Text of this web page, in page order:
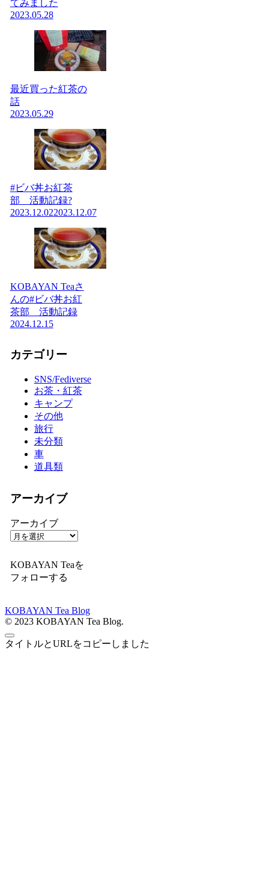
てみました
2023.05.28
最近買った紅茶の
話
2023.05.29
#ビバ丼お紅茶
部 活動記録?
2023.12.022023.12.07
KOBAYAN Teaさ
んの#ビバ丼お紅
茶部 活動記録
2024.12.15
カテゴリー
SNS/Fediverse
お茶・紅茶
キャンプ
その他
旅行
未分類
車
道具類
アーカイブ
アーカイブ
KOBAYAN Teaを
フォローする
KOBAYAN Tea Blog
© 2023 KOBAYAN Tea Blog.
タイトルとURLをコピーしました